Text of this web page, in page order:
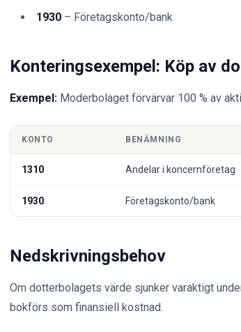
1930 – Företagskonto/bank
Konteringsexempel: Köp av
Exempel: Moderbolaget förvärvar 100 % av
KONTO BENÄMNING
1310 Andelar i koncernföretag
1930 Företagskonto/bank
Nedskrivningsbehov
Om dotterbolagets värde sjunker varaktigt
bokförs som finansiell kostnad.